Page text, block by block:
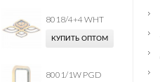
8018/4+4 WHT
КУПИТЬ ОПТОМ
8001/1W PGD